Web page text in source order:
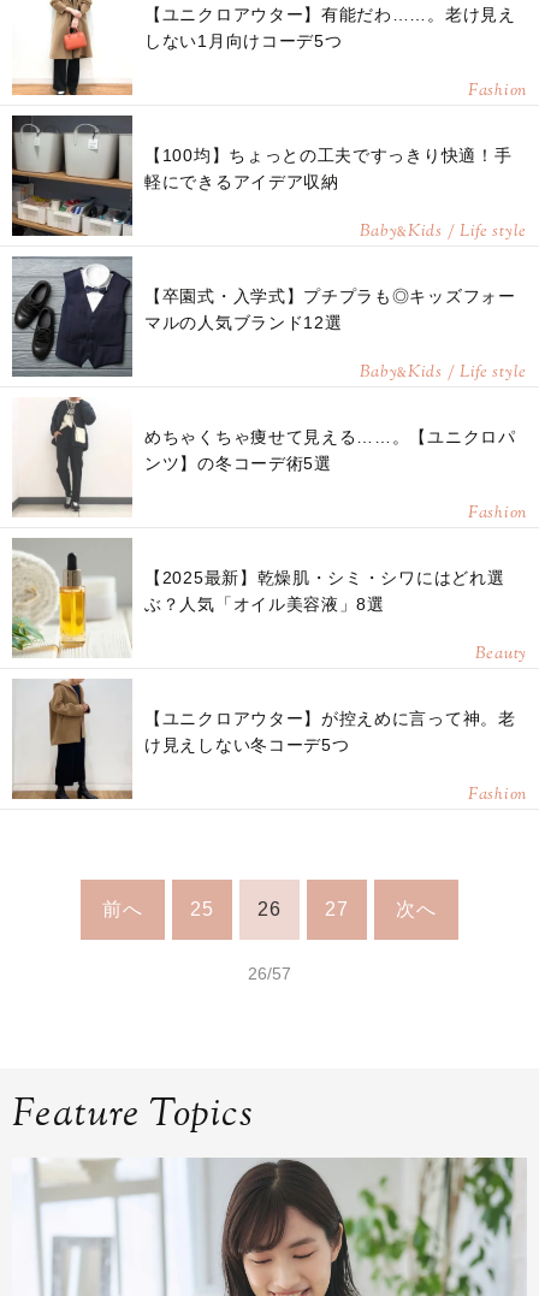
【ユニクロアウター】有能だわ……。老け見え
しない1月向けコーデ5つ
Fashion
【100均】ちょっとの工夫ですっきり快適！手
軽にできるアイデア収納
Baby&Kids / Life style
【卒園式・入学式】プチプラも◎キッズフォー
マルの人気ブランド12選
Baby&Kids / Life style
めちゃくちゃ痩せて見える……。【ユニクロパ
ンツ】の冬コーデ術5選
Fashion
【2025最新】乾燥肌・シミ・シワにはどれ選
ぶ？人気「オイル美容液」8選
Beauty
【ユニクロアウター】が控えめに言って神。老
け見えしない冬コーデ5つ
Fashion
前へ 25 26 27 次へ
26/57
Feature Topics